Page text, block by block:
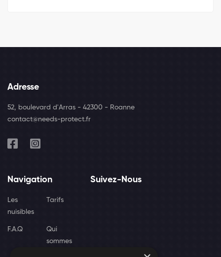
Adresse
52, boulevard d'Arras - 42300 - Roanne
contact@needs-protect.fr
Navigation
Les
nuisibles
Tarifs
F.A.Q
Qui
sommes
Suivez-Nous